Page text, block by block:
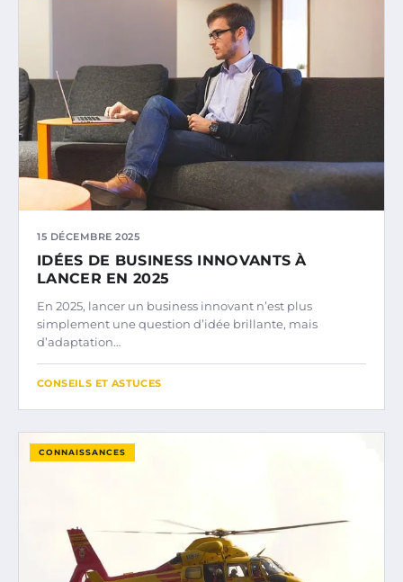
15 DÉCEMBRE 2025
IDÉES DE BUSINESS INNOVANTS À
LANCER EN 2025
En 2025, lancer un business innovant n’est plus
simplement une question d’idée brillante, mais
d’adaptation…
CONSEILS ET ASTUCES
CONNAISSANCES